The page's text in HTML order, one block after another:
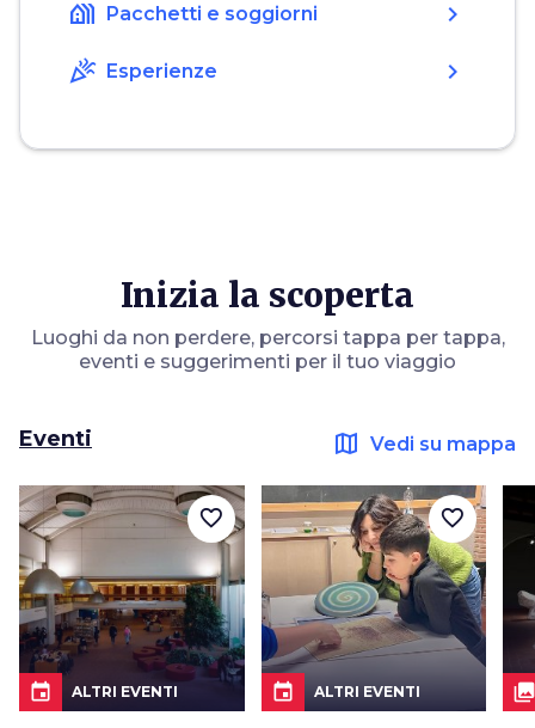
holiday_village Pacchetti e soggiorni chevron_right
celebration Esperienze chevron_right
Inizia la scoperta
Luoghi da non perdere, percorsi tappa per tappa,
eventi e suggerimenti per il tuo viaggio
Eventi map Vedi su mappa
event ALTRI EVENTI
favorite_border
event ALTRI EVENTI
favorite_border